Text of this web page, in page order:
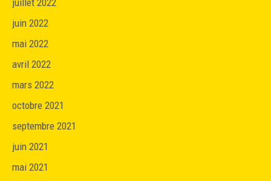
juillet 2022
juin 2022
mai 2022
avril 2022
mars 2022
octobre 2021
septembre 2021
juin 2021
mai 2021